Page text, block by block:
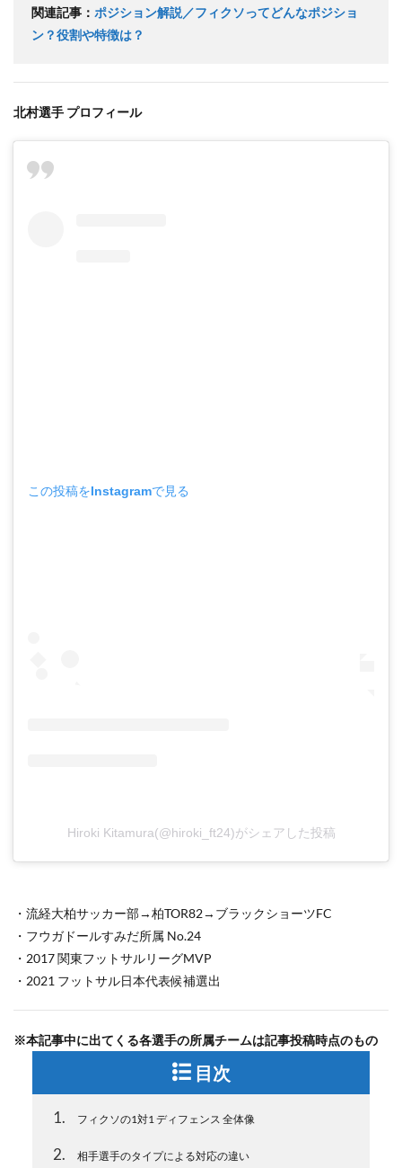
関連記事： ポジション解説／フィクソってどんなポジショ
ン？役割や特徴は？
北村選手 プロフィール
この投稿をInstagramで見る
Hiroki Kitamura(@hiroki_ft24)がシェアした投稿
・流経大柏サッカー部→柏TOR82→ブラックショーツFC
・フウガドールすみだ所属 No.24
・2017 関東フットサルリーグMVP
・2021 フットサル日本代表候補選出
※本記事中に出てくる各選手の所属チームは記事投稿時点のもの
目次
1 フィクソの1対1 ディフェンス 全体像
2 相手選手のタイプによる対応の違い